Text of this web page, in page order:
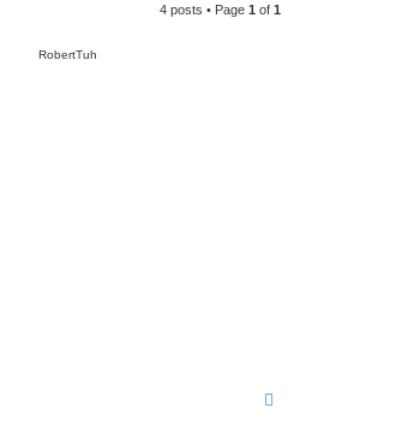
4 posts • Page 1 of 1
RobertTuh